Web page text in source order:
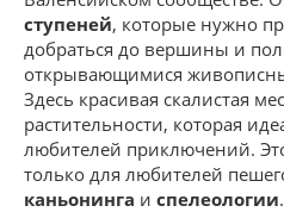
ступеней, которые нужно
добраться до вершины и
открывающимися
Здесь красивая скалистая
растительности, которая
любителей приключений.
только для любителей
каньонинга и спелеологии.